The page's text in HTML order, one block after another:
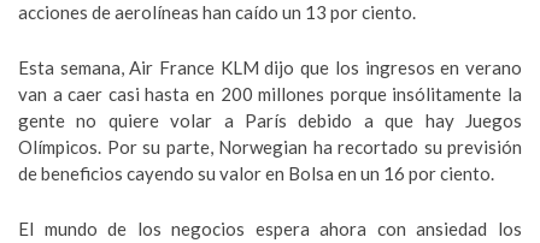
acciones de aerolíneas han caído un 13 por ciento.
Esta semana, Air France KLM dijo que los ingresos en verano
van a caer casi hasta en 200 millones porque insólitamente la
gente no quiere volar a París debido a que hay Juegos
Olímpicos. Por su parte, Norwegian ha recortado su previsión
de beneficios cayendo su valor en Bolsa en un 16 por ciento.
El mundo de los negocios espera ahora con ansiedad los